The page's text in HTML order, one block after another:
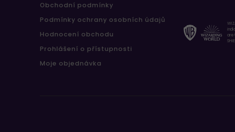
Obchodní podmínky
Podmínky ochrany osobních údajů
Hodnocení obchodu
Prohlášení o přístupnosti
Moje objednávka
are